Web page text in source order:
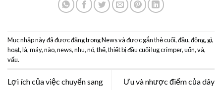
Mục nhập này đã được đăng trongNewsvà được gắn thẻcuối,đầu,động, gì,
hoạt,là,máy,nào,news,nhu,nó,thế,thiết bị đầu cuối lug crimper,uốn,và,
vấu.
Lợi ích của việc chuyển sang
Ưu và nhược điểm của dây